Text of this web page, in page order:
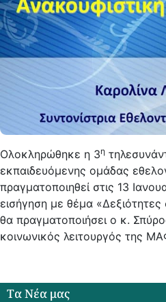
Ολοκληρώθηκε η 3η
εκπαιδευόμενης ομάδας
πραγματοποιηθεί στις 13
εισήγηση με θέμα «Δεξιότητες
θα πραγματοποιήσει ο κ.
κοινωνικός λειτουργός της
Tα Νέα μας